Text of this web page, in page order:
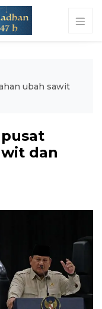
ubah sawit
dan